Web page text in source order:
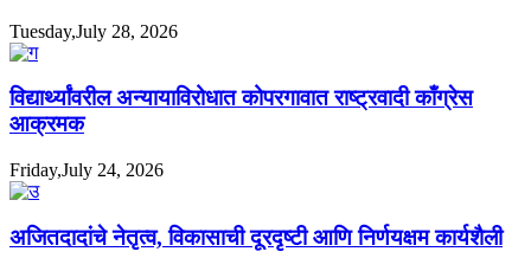
Tuesday,July 28, 2026
विद्यार्थ्यांवरील अन्यायाविरोधात कोपरगावात राष्ट्रवादी काँग्रेस
आक्रमक
Friday,July 24, 2026
अजितदादांचे नेतृत्व, विकासाची दूरदृष्टी आणि निर्णयक्षम कार्यशैली